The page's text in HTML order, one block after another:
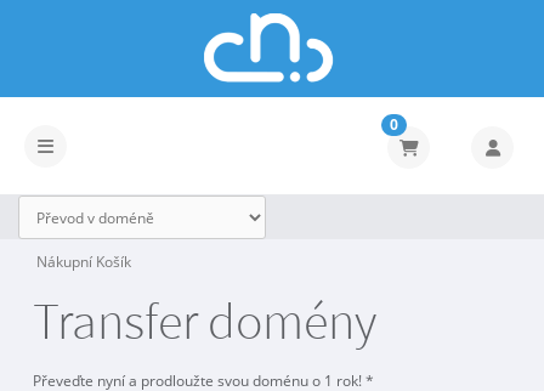
Přepnout navigaci
0
Nákupní Košík
Transfer domény
Převeďte nyní a prodloužte svou doménu o 1 rok! *